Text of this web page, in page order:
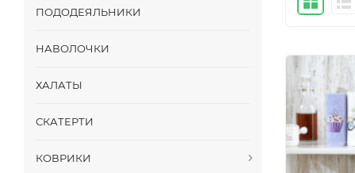
ПОДОДЕЯЛЬНИКИ
НАВОЛОЧКИ
ХАЛАТЫ
СКАТЕРТИ
КОВРИКИ